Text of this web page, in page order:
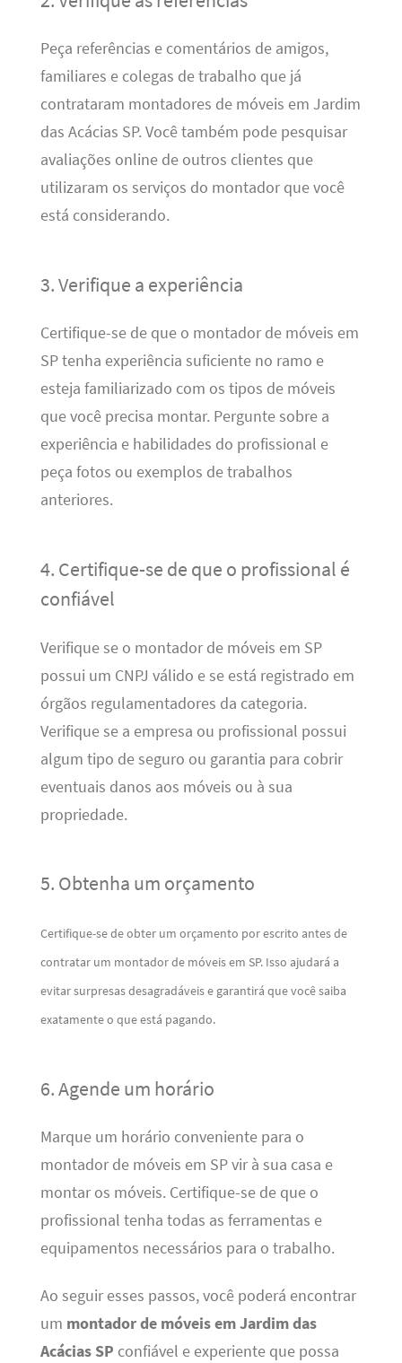
Peça referências e comentários de amigos,
familiares e colegas de trabalho que já
contrataram montadores de móveis em Jardim
das Acácias SP. Você também pode pesquisar
avaliações online de outros clientes que
utilizaram os serviços do montador que você
está considerando.
3. Verifique a experiência
Certifique-se de que o montador de móveis em
SP tenha experiência suficiente no ramo e
esteja familiarizado com os tipos de móveis
que você precisa montar. Pergunte sobre a
experiência e habilidades do profissional e
peça fotos ou exemplos de trabalhos
anteriores.
4. Certifique-se de que o profissional é
confiável
Verifique se o montador de móveis em SP
possui um CNPJ válido e se está registrado em
órgãos regulamentadores da categoria.
Verifique se a empresa ou profissional possui
algum tipo de seguro ou garantia para cobrir
eventuais danos aos móveis ou à sua
propriedade.
5. Obtenha um orçamento
Certifique-se de obter um orçamento por escrito antes de
contratar um montador de móveis em SP. Isso ajudará a
evitar surpresas desagradáveis ​​e garantirá que você saiba
exatamente o que está pagando.
6. Agende um horário
Marque um horário conveniente para o
montador de móveis em SP vir à sua casa e
montar os móveis. Certifique-se de que o
profissional tenha todas as ferramentas e
equipamentos necessários para o trabalho.
Ao seguir esses passos, você poderá encontrar
um montador de móveis em Jardim das
Acácias SP confiável e experiente que possa